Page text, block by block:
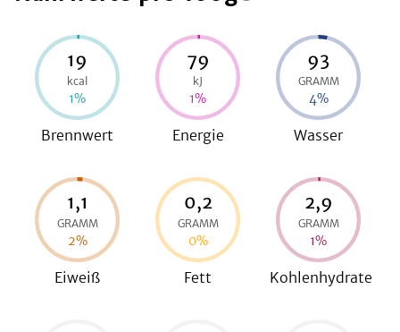
19
kcal
1%
Brennwert
79
kJ
1%
Energie
93
GRAMM
4%
Wasser
1,1
GRAMM
2%
Eiweiß
0,2
GRAMM
0%
Fett
2,9
GRAMM
1%
Kohlenhydrate